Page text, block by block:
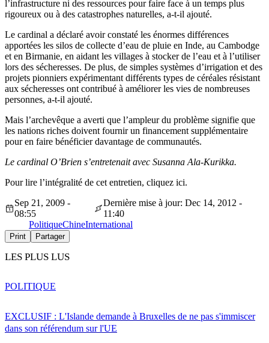
l’infrastructure ni des ressources pour faire face à un temps plus
rigoureux ou à des catastrophes naturelles, a-t-il ajouté.
Le cardinal a déclaré avoir constaté les énormes différences
apportées les silos de collecte d’eau de pluie en Inde, au Cambodge
et en Birmanie, en aidant les villages à stocker de l’eau et à l’utiliser
lors des sécheresses. De plus, de simples systèmes d’irrigation et des
projets pionniers expérimentant différents types de céréales résistant
aux sécheresses ont contribué à améliorer les vies de nombreuses
personnes, a-t-il ajouté.
Mais l’archevêque a averti que l’ampleur du problème signifie que
les nations riches doivent fournir un financement supplémentaire
pour en faire bénéficier davantage de communautés.
Le cardinal O’Brien s’entretenait avec Susanna Ala-Kurikka.
Pour lire l’intégralité de cet entretien, cliquez ici.
Sep 21, 2009 -
08:55
Dernière mise à jour: Dec 14, 2012 -
11:40
PolitiqueChineInternational
Print Partager
LES PLUS LUS
EXCLUSIF : L'Islande demande à Bruxelles de ne pas s'immiscer
dans son référendum sur l'UE
POLITIQUE